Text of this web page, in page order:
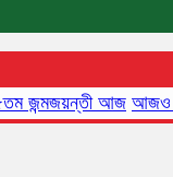
আজ আজও বায়ুদূষণে